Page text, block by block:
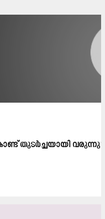
തുടർച്ചയായി വരുന്നു​?